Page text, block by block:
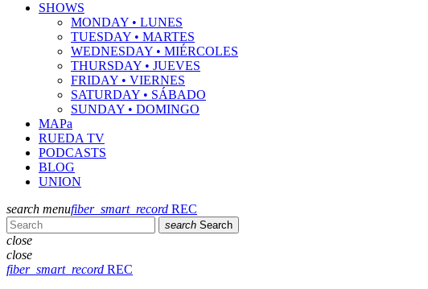
SHOWS
MONDAY • LUNES
TUESDAY • MARTES
WEDNESDAY • MIÉRCOLES
THURSDAY • JUEVES
FRIDAY • VIERNES
SATURDAY • SÁBADO
SUNDAY • DOMINGO
MAPa
RUEDA TV
PODCASTS
BLOG
UNION
search menufiber_smart_record REC
search Search
close
close
fiber_smart_record REC